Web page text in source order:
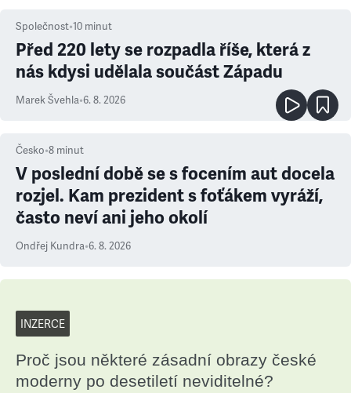
Společnost•10 minut
Před 220 lety se rozpadla říše, která z
nás kdysi udělala součást Západu
Marek Švehla•6. 8. 2026
Česko•8 minut
V poslední době se s focením aut docela
rozjel. Kam prezident s foťákem vyráží,
často neví ani jeho okolí
Ondřej Kundra•6. 8. 2026
INZERCE
Proč jsou některé zásadní obrazy české
moderny po desetiletí neviditelné?